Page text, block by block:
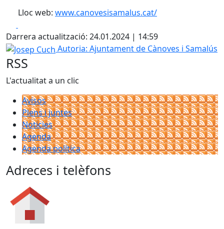
Lloc web: www.canovesisamalus.cat/
Darrera actualització: 24.01.2024 | 14:59
Josep Cuch
Autoria: Ajuntament de Cànoves i Samalús
RSS
L'actualitat a un clic
Avisos
Plens i juntes
Noticies
Agenda
Agenda política
Adreces i telèfons